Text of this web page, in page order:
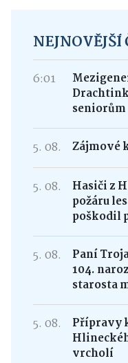
6:01
seniorům
5. 08. Zájmové
5. 08.
Hasiči z
požáru
poškodil
5. 08.
Paní
104.
starosta
5. 08.
Přípravy
vrcholí